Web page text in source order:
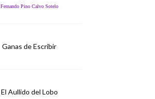
Fernando Pino Calvo Sotelo
Ganas de Escribir
El Aullido del Lobo